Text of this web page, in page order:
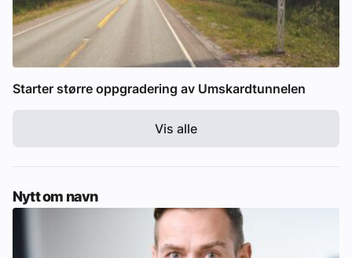
Starter større oppgradering av Umskardtunnelen
Vis alle
Nytt om navn